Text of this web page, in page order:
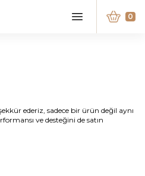
0
ederiz, sadece bir ürün değil aynı
ve desteğini de satın